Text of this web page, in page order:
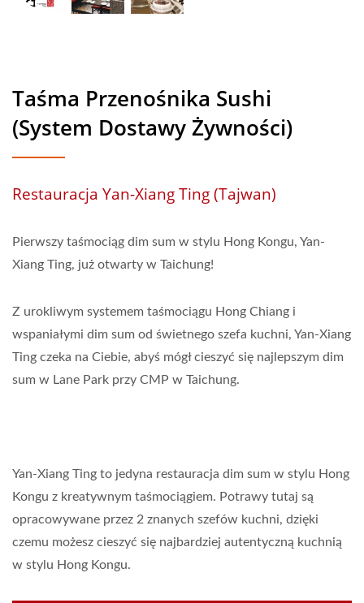
Taśma Przenośnika Sushi
(System Dostawy Żywności)
Restauracja Yan-Xiang Ting (Tajwan)
Pierwszy taśmociąg dim sum w stylu Hong Kongu, Yan-
Xiang Ting, już otwarty w Taichung!
Z urokliwym systemem taśmociągu Hong Chiang i
wspaniałymi dim sum od świetnego szefa kuchni, Yan-Xiang
Ting czeka na Ciebie, abyś mógł cieszyć się najlepszym dim
sum w Lane Park przy CMP w Taichung.
Yan-Xiang Ting to jedyna restauracja dim sum w stylu Hong
Kongu z kreatywnym taśmociągiem. Potrawy tutaj są
opracowywane przez 2 znanych szefów kuchni, dzięki
czemu możesz cieszyć się najbardziej autentyczną kuchnią
w stylu Hong Kongu.